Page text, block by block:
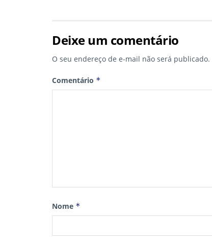
Deixe um comentário
O seu endereço de e-mail não será publicado.
Comentário *
Nome *